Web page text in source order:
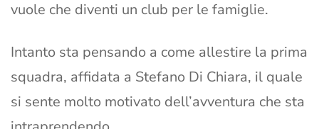
vuole che diventi un club per le famiglie.
Intanto sta pensando a come allestire la prima
squadra, affidata a Stefano Di Chiara, il quale
si sente molto motivato dell’avventura che sta